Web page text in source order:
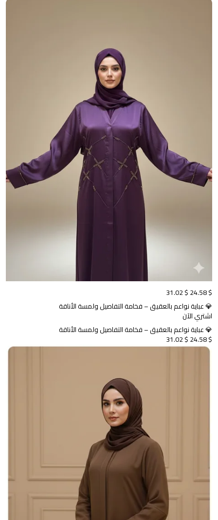
$ 24.58
$ 31.02
💎 عباية نواعم بالعقيق – فخامة التفاصيل ولمسة الأناقة
اشتري الآن
💎 عباية نواعم بالعقيق – فخامة التفاصيل ولمسة الأناقة
$ 24.58
$ 31.02